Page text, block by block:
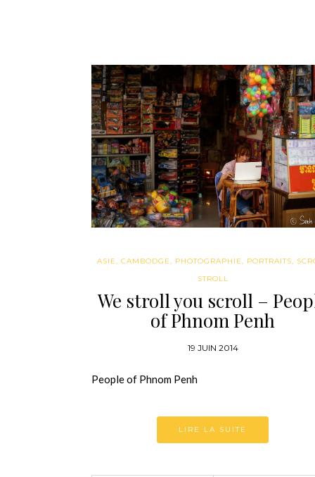
ASIE, CAMBODGE, PHOTOGRAPHIE, PORTRAITS,
STROLL
We stroll you scroll –
of Phnom Penh
19 JUIN 2014
People of Phnom Penh
LIRE LA SUITE